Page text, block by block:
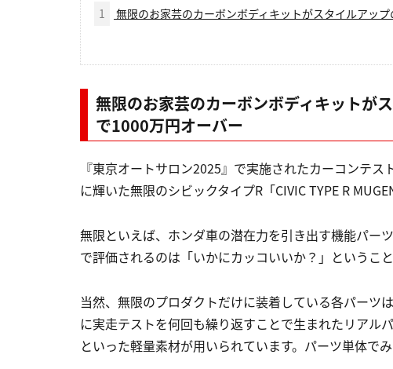
1 無限のお家芸のカーボンボディキットがスタイルアッ
無限のお家芸のカーボンボディキットが
で1000万円オーバー
『東京オートサロン2025』で実施されたカーコンテ
に輝いた無限のシビックタイプR「CIVIC TYPE R
無限といえば、ホンダ車の潜在力を引き出す機能パー
で評価されるのは「いかにカッコいいか？」ということ
当然、無限のプロダクトだけに装着している各パーツ
に実走テストを何回も繰り返すことで生まれたリアル
といった軽量素材が用いられています。パーツ単体で